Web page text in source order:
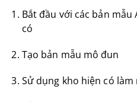
Bắt đầu với các bản mẫu
có
Tạo bản mẫu mô đun
Sử dụng kho hiện có